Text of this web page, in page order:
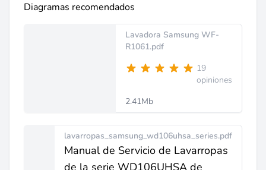
Diagramas recomendados
Lavadora Samsung WF-
R1061.pdf
19
opiniones
2.41Mb
lavarropas_samsung_wd106uhsa_series.pdf
Manual de Servicio de Lavarropas
de la serie WD106UHSA de